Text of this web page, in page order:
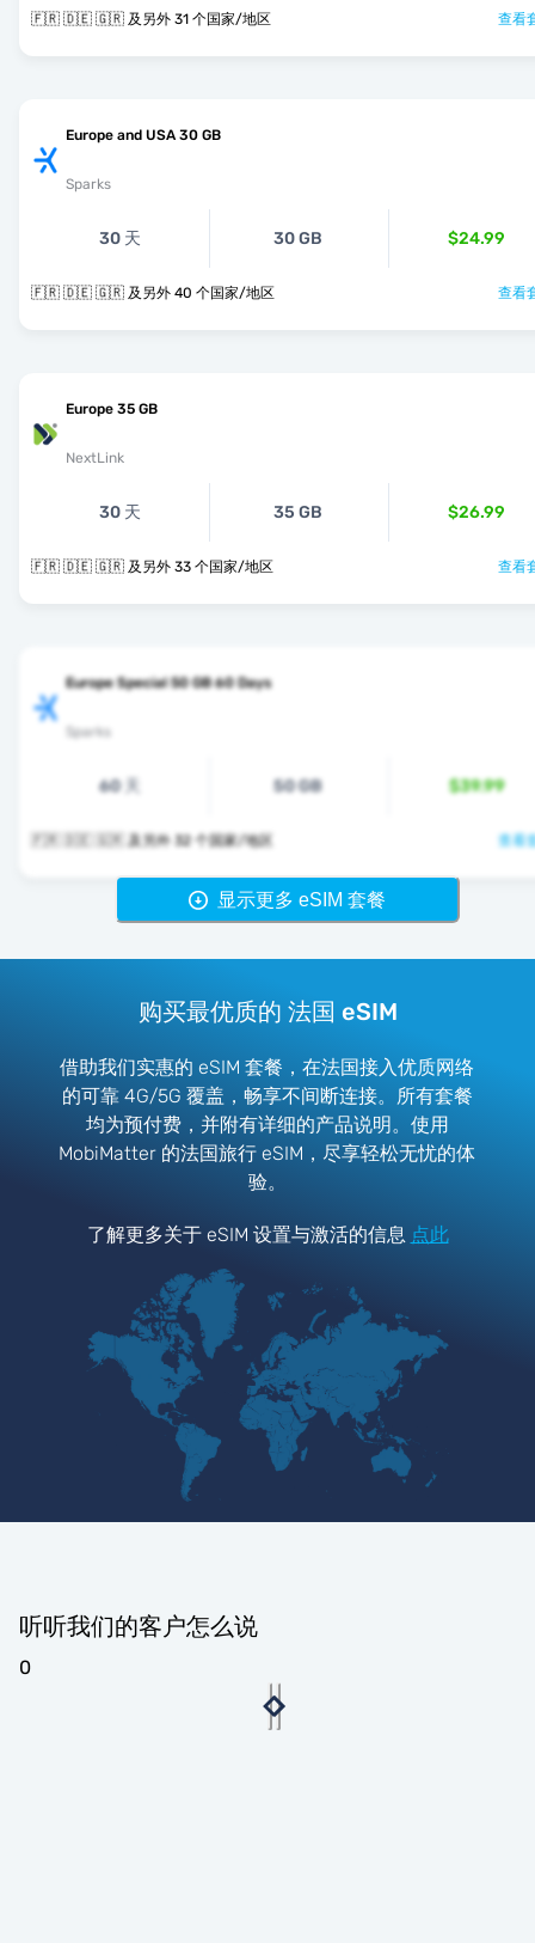
🇫🇷 🇩🇪 🇬🇷 及另外 31 个国家/地区 查看
Europe and USA 30 GB
Sparks
30 天 30 GB $24.99
🇫🇷 🇩🇪 🇬🇷 及另外 40 个国家/地区 查看
Europe 35 GB
NextLink
30 天 35 GB $26.99
🇫🇷 🇩🇪 🇬🇷 及另外 33 个国家/地区 查看
Europe Special 50 GB 60 Days
Sparks
60 天 50 GB $39.99
🇫🇷 🇩🇪 🇬🇷 及另外 32 个国家/地区 查看
显示更多 eSIM 套餐
购买最优质的 法国 eSIM
借助我们实惠的 eSIM 套餐，在法国接入优质网络
的可靠 4G/5G 覆盖，畅享不间断连接。所有套餐
均为预付费，并附有详细的产品说明。使用
MobiMatter 的法国旅行 eSIM，尽享轻松无忧的体
验。
了解更多关于 eSIM 设置与激活的信息 点此
听听我们的客户怎么说
0